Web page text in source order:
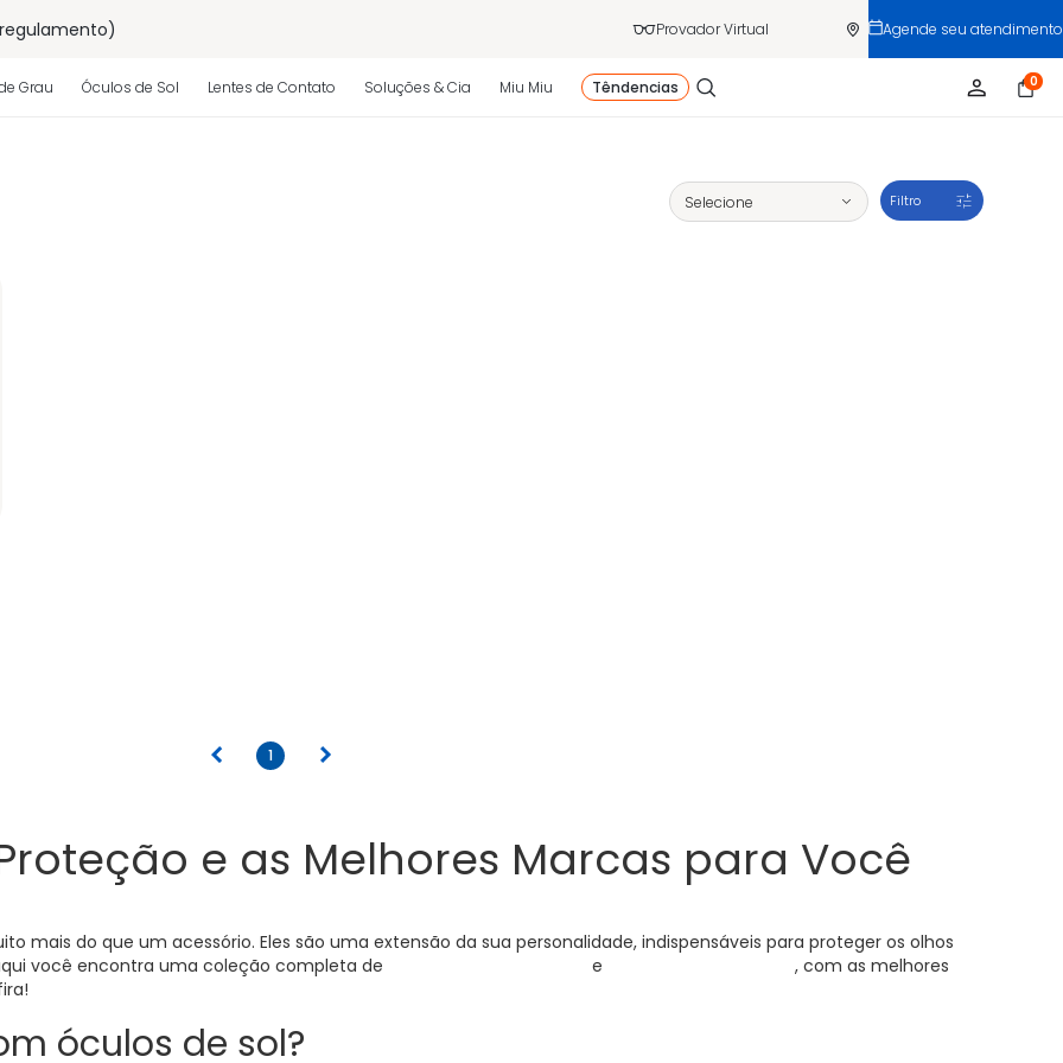
Provador Virtual Agende seu atendimento
Grau Óculos de Sol Lentes de Contato Soluções & Cia Miu Miu Têndencias 0
Filtro
anterior 1 próximo
e as Melhores Marcas para Você
mais do que um acessório. Eles são uma extensão da sua personalidade, indispensáveis para proteger os olhos
você encontra uma coleção completa de
e óculos de sol feminino, com as melhores
óculos de sol?